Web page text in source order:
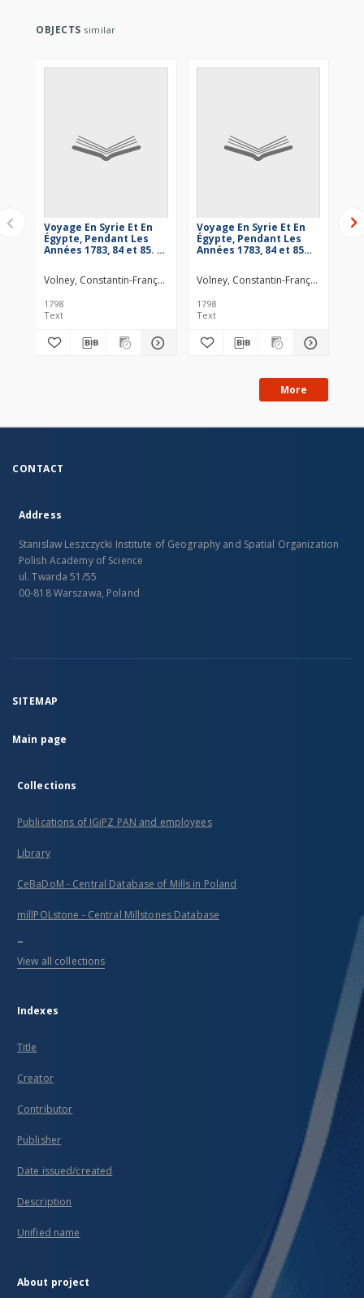
OBJECTS similar
Voyage En Syrie Et En
Égypte, Pendant Les
Années 1783, 84 et 85. T.
Volney, Constantin-François de Chasseboeuf (1757–1820) Dugour,
1798
Text
Voyage En Syrie Et En
Égypte, Pendant Les
Années 1783, 84 et 85
Volney, Constantin-François de
1798
Text
More
CONTACT
Address
Stanislaw Leszczycki Institute of Geography and Spatial Organization
Polish Academy of Science
ul. Twarda 51/55
00-818 Warszawa, Poland
SITEMAP
Main page
Collections
Publications of IGiPZ PAN and employees
Library
CeBaDoM - Central Database of Mills in Poland
millPOLstone - Central Millstones Database
...
View all collections
Indexes
Title
Creator
Contributor
Publisher
Date issued/created
Description
Unified name
About project